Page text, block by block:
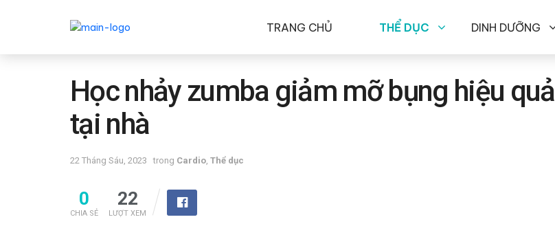
TRANG CHỦ THỂ DỤC DINH DƯỠNG
Học nhảy zumba giảm mỡ bụng hiệu quả
tại nhà
22 Tháng Sáu, 2023 trong Cardio, Thể dục
0
CHIA SẺ
22
LƯỢT XEM